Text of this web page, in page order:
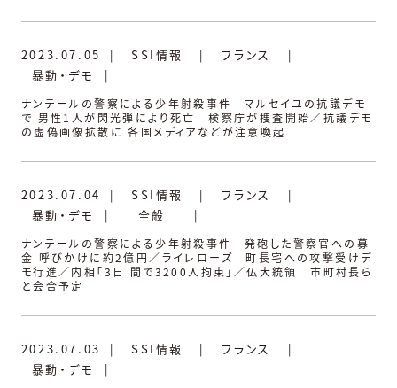
2023.07.05 | SSI情報 | フランス
|
暴動・デモ
|
ナンテールの警察による少年射殺事件 マルセイユの抗議デモ
で 男性1人が閃光弾により死亡 検察庁が捜査開始／抗議デモ
の虚偽画像拡散に 各国メディアなどが注意喚起
2023.07.04 | SSI情報 | フランス
|
暴動・デモ
| 全般 |
ナンテールの警察による少年射殺事件 発砲した警察官への募
金 呼びかけに約2億円／ライレローズ 町長宅への攻撃受けデ
モ行進／内相「3日 間で3200人拘束」／仏大統領 市町村長ら
と会合予定
2023.07.03 | SSI情報 | フランス
|
暴動・デモ
|